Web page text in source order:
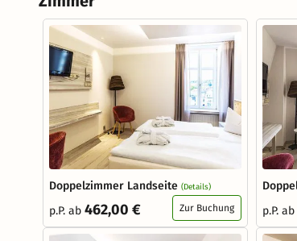
Doppelzimmer Landseite (Details)
p.P. ab 462,00 € Zur Buchung p.P. ab